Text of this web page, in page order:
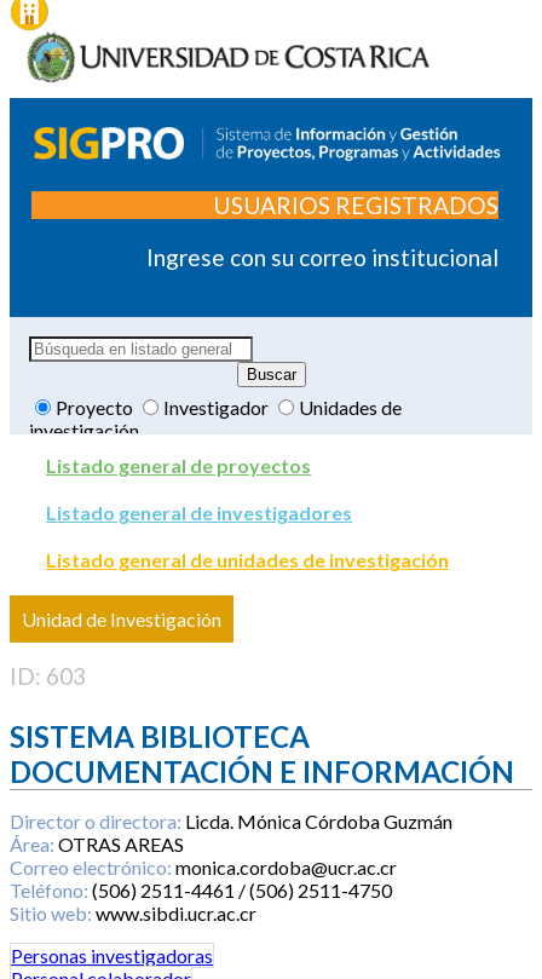
USUARIOS REGISTRADOS
Ingrese con su correo institucional
Proyecto Investigador
Unidades de
investigación
Listado general de proyectos
Listado general de investigadores
Listado general de unidades de investigación
Unidad de Investigación
ID: 603
SISTEMA BIBLIOTECA
DOCUMENTACIÓN E INFORMACIÓN
Director o directora: Licda. Mónica Córdoba Guzmán
Área: OTRAS AREAS
Correo electrónico: monica.cordoba@ucr.ac.cr
Teléfono: (506) 2511-4461 / (506) 2511-4750
Sitio web: www.sibdi.ucr.ac.cr
Personas investigadoras